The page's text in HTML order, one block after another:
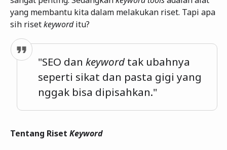
yang membantu kita dalam melakukan riset. Tapi apa
sih risetkeyworditu?
"SEO dan keywordtak ubahnya
seperti sikat dan pasta gigi yang
nggak bisa dipisahkan."
Tentang Riset Keyword